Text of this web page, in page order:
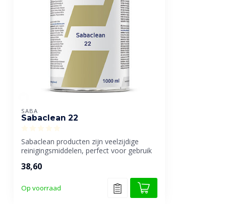
SABA
Sabaclean 22
Sabaclean producten zijn veelzijdige
reinigingsmiddelen, perfect voor gebruik
38,60
Op voorraad